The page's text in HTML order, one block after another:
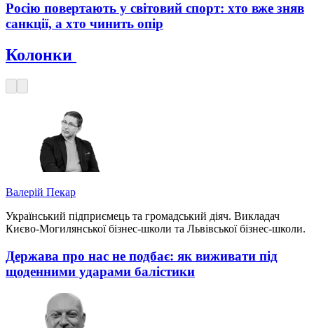
Росію повертають у світовий спорт: хто вже зняв
санкції, а хто чинить опір
Колонки
Валерій Пекар
Український підприємець та громадський діяч. Викладач
Києво-Могилянської бізнес-школи та Львівської бізнес-школи.
Держава про нас не подбає: як виживати під
щоденними ударами балістики